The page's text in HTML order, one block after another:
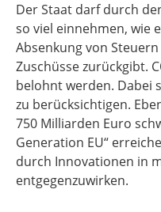
Der Staat darf durch
so viel einnehmen, wie
Absenkung von
Zuschüsse zurückgibt.
belohnt werden. Dabei
zu berücksichtigen.
750 Milliarden Euro
Generation EU“
durch Innovationen in
entgegenzuwirken.